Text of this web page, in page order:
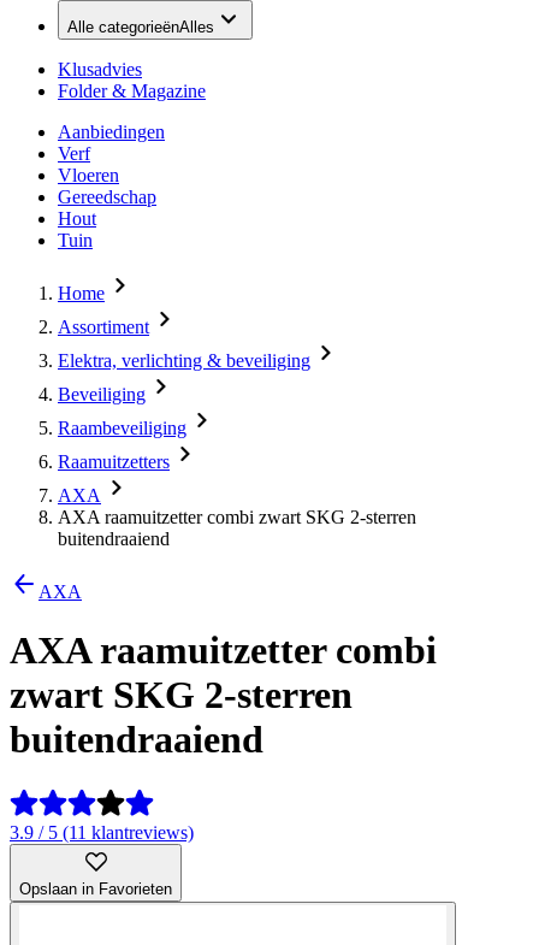
Alle categorieënAlles
Klusadvies
Folder & Magazine
Aanbiedingen
Verf
Vloeren
Gereedschap
Hout
Tuin
Home
Assortiment
Elektra, verlichting & beveiliging
Beveiliging
Raambeveiliging
Raamuitzetters
AXA
AXA raamuitzetter combi zwart SKG 2-sterren
buitendraaiend
AXA
AXA raamuitzetter combi
zwart SKG 2-sterren
buitendraaiend
3.9 / 5 (11 klantreviews)
Opslaan in Favorieten